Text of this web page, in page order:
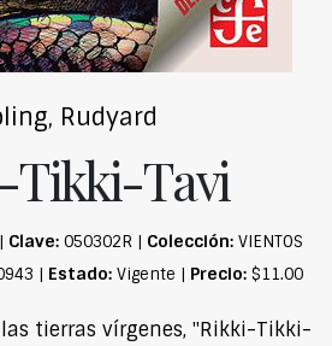
Rudyard
Tikki-Tavi
Clave: 050302R | Colección: VIENTOS
| Estado:Vigente | Precio:$11.00
tierras vírgenes, "Rikki-Tikki-